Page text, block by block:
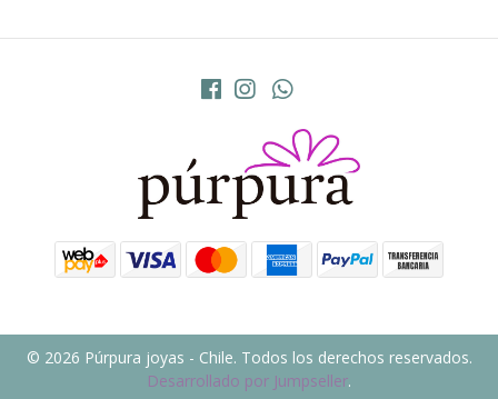
© 2026 Púrpura joyas - Chile. Todos los derechos reservados.
Desarrollado por Jumpseller.